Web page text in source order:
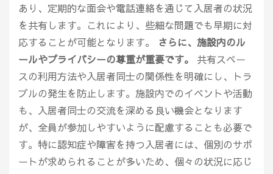
あり、定期的な面会や電話連絡を通じて入居者の状況
を共有します。これにより、些細な問題でも早期に対
応することが可能となります。 さらに、施設内のル
ールやプライバシーの尊重が重要です。
共有スペー
スの利用方法や入居者同士の関係性を明確にし、トラ
ブルの発生を防止します。施設内でのイベントや活動
も、入居者同士の交流を深める良い機会となります
が、全員が参加しやすいように配慮することも必要で
す。特に認知症や障害を持つ入居者には、個別のサポ
ートが求められることが多いため、個々の状況に応じ